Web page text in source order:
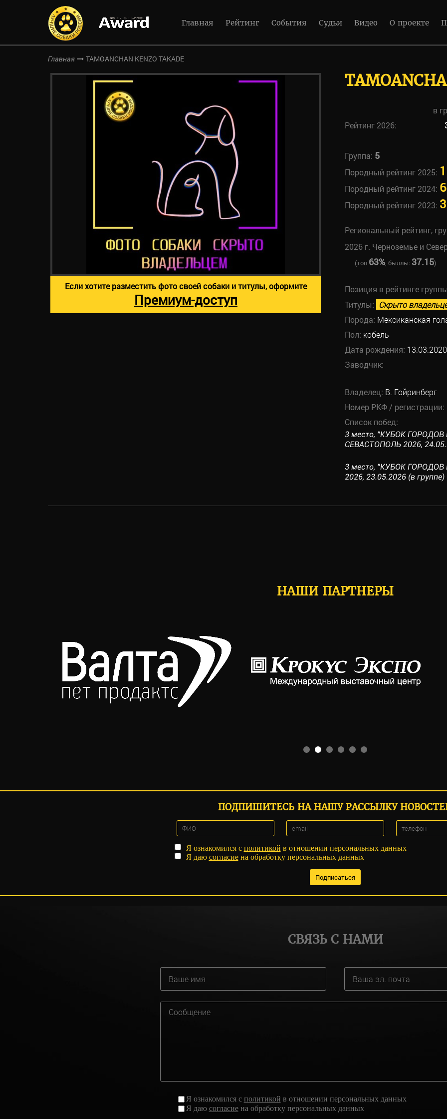
Главная Рейтинг События Судьи Видео О проекте
Главная TAMOANCHAN KENZO TAKADE
в
Рейтинг 2026:
Группа: 5
Породный рейтинг 2025: 1
Породный рейтинг 2024: 6
Породный рейтинг 2023: 3
Региональный рейтинг,
2026 г. Черноземье и
(топ 63%, быллы: 37.15)
Позиция в рейтинге
Титулы: Скрыто
Порода: Мексиканская
Пол: кобель
Дата рождения: 13.03.2020
Заводчик:
Владелец: В. Гойринберг
Номер РКФ / регистрации:
Список побед:
3 место, "КУБОК ГОРОДОВ
СЕВАСТОПОЛЬ 2026,
3 место, "КУБОК ГОРОДОВ
2026, 23.05.2026 (в группе)
Если хотите разместить фото своей собаки и титулы, оформите
Премиум-доступ
НАШИ ПАРТНЕРЫ
ПОДПИШИТЕСЬ НА НАШУ РАССЫЛКУ
Я ознакомился с политикой в отношении персональных данных
Я даю согласиена обработку персональных данных
СВЯЗЬ С НАМИ
Я ознакомился с политикой в отношении персональных данных
Я даю согласиена обработку персональных данных